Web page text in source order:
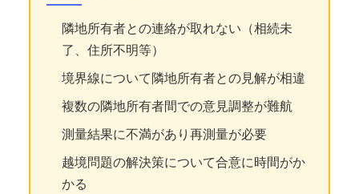
隣地所有者との連絡が取れない（相続未
了、住所不明等）
境界線について隣地所有者との見解が相違
複数の隣地所有者間での意見調整が難航
測量結果に不満があり再測量が必要
越境問題の解決策について合意に時間がか
かる